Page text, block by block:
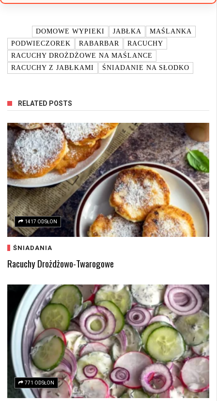
DOMOWE WYPIEKI JABŁKA
MAŚLANKA
PODWIECZOREK
RABARBAR
RACUCHY
RACUCHY DROŻDŻOWE NA MAŚLANCE
RACUCHY Z JABŁKAMI
ŚNIADANIE NA SŁODKO
RELATED POSTS
1417 ODSŁON
ŚNIADANIA
Racuchy Drożdżowo-Twarogowe
771 ODSŁON